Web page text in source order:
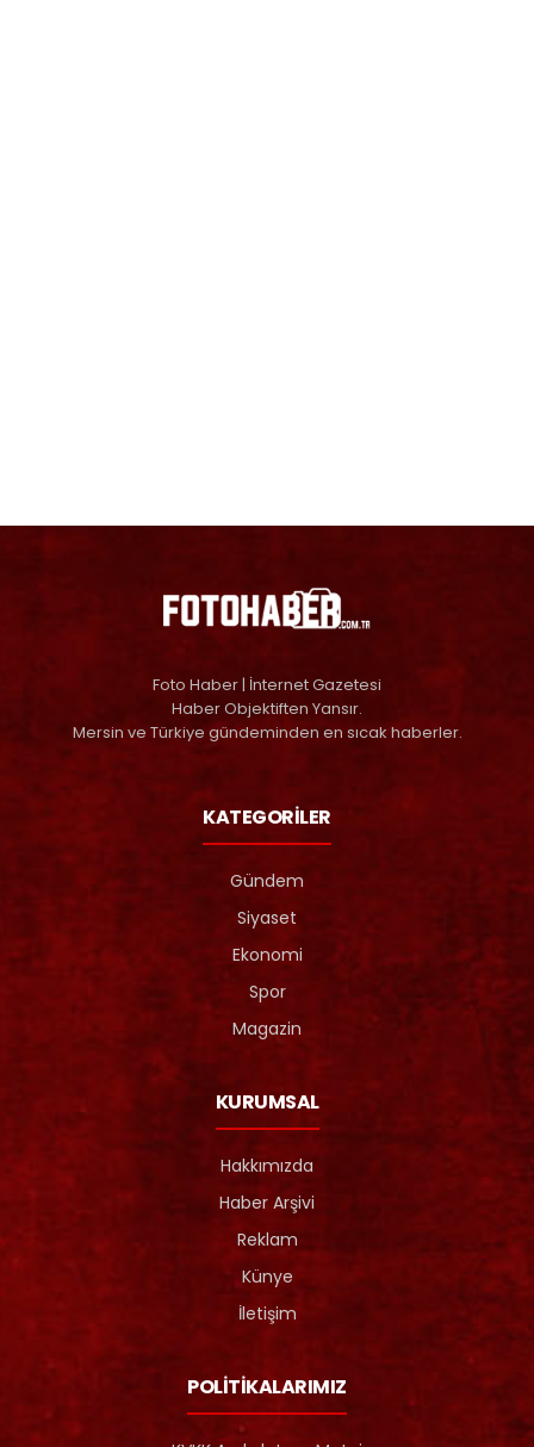
Foto Haber | İnternet Gazetesi
Haber Objektiften Yansır.
Mersin ve Türkiye gündeminden en sıcak haberler.
KATEGORİLER
Gündem
Siyaset
Ekonomi
Spor
Magazin
KURUMSAL
Hakkımızda
Haber Arşivi
Reklam
Künye
İletişim
POLİTİKALARIMIZ